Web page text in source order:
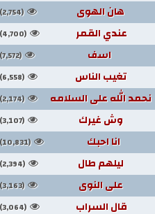
هان الهوى (2,754)
عندي القمر (4,700)
اسف (7,572)
تغيب الناس (6,558)
نحمد الله على السلامه (2,174)
وش غيرك (3,107)
انا احبك (10,831)
ليلهم طال (2,394)
على النوى (3,163)
قال السراب (3,064)